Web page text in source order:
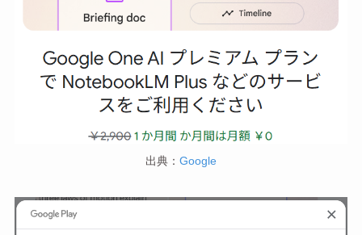
出典： Google